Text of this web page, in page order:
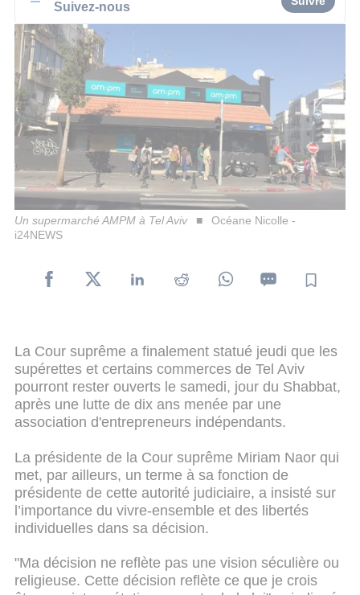
Suivez-nous
Un supermarché AMPM à Tel Aviv
Océane Nicolle -
i24NEWS
La Cour suprême a finalement statué jeudi que les
supérettes et certains commerces de Tel Aviv
pourront rester ouverts le samedi, jour du Shabbat,
après une lutte de dix ans menée par une
association d'entrepreneurs indépendants.
La présidente de la Cour suprême Miriam Naor qui
met, par ailleurs, un terme à sa fonction de
présidente de cette autorité judiciaire, a insisté sur
l’importance du vivre-ensemble et des libertés
individuelles dans sa décision.
"Ma décision ne reflète pas une vision séculière ou
religieuse. Cette décision reflète ce que je crois